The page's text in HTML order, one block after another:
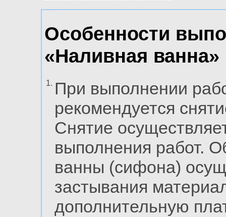
Особенности
«Наливная ванна»
1. При выполнении
рекомендуется
Снятие
выполнения работ.
ванны (сифона)
застывания
дополнительную